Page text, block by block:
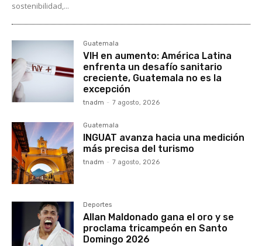
sostenibilidad,...
Guatemala
VIH en aumento: América Latina
enfrenta un desafío sanitario
creciente, Guatemala no es la
excepción
tnadm - 7 agosto, 2026
Guatemala
INGUAT avanza hacia una medición
más precisa del turismo
tnadm - 7 agosto, 2026
Deportes
Allan Maldonado gana el oro y se
proclama tricampeón en Santo
Domingo 2026